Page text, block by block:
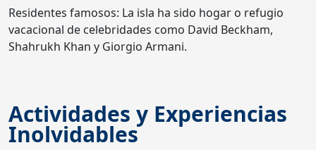
Residentes famosos: La isla ha sido hogar o refugio
vacacional de celebridades como David Beckham,
Shahrukh Khan y Giorgio Armani.
Actividades y Experiencias
Inolvidables